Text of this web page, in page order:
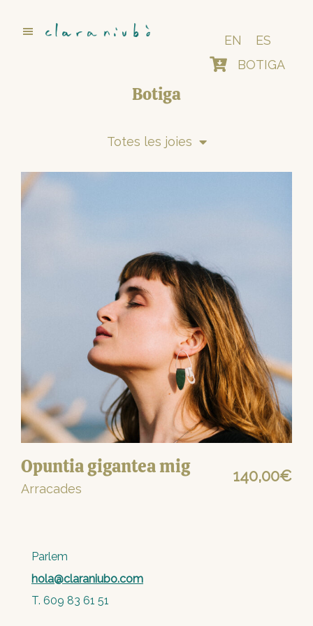
EN
ES
BOTIGA
Botiga
Totes les joies
Opuntia gigantea mig
Arracades
140,00€
Parlem
hola@claraniubo.com
T. 609 83 61 51